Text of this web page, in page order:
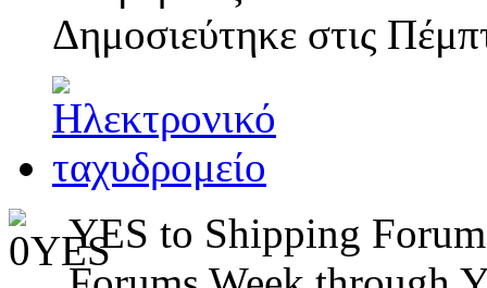
Δημοσιεύτηκε στις
YES to Shipping